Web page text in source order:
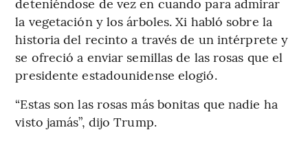
la vegetación y los árboles. Xi habló sobre la
historia del recinto a través de un intérprete y
se ofreció a enviar semillas de las rosas que el
presidente estadounidense elogió.
“Estas son las rosas más bonitas que nadie ha
visto jamás”, dijo Trump.